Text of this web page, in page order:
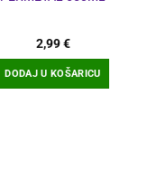
2,99€
DODAJ U KOŠARICU